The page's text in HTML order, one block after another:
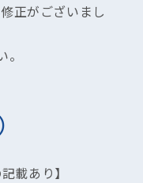
正がございまし
載あり】